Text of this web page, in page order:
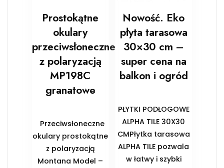
Prostokątne
okulary
przeciwsłoneczne
z polaryzacją
MP198C
granatowe
Przeciwsłoneczne
okulary prostokątne
z polaryzacją
Montana Model –
Nowość. Eko
płyta tarasowa
30×30 cm –
super cena na
balkon i ogród
PŁYTKI PODŁOGOWE
ALPHA TILE 30X30
CMPłytka tarasowa
ALPHA TILE pozwala
w łatwy i szybki